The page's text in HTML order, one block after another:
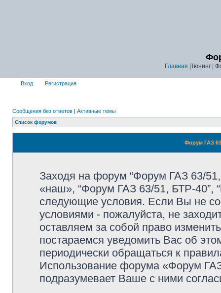
Главная |Тюнинг |
Вход Регистрация
Сообщения без ответов | Активные темы
Список форумов
Форум ГАЗ
Заходя на форум “Форум ГАЗ 63/
«наш», “Форум ГАЗ 63/51, БТР-40”,
следующие условия. Если Вы не
условиями - пожалуйста, не
оставляем за собой право
постараемся уведомить Вас об
периодически обращаться к
Использование форума «Форум
подразумевает Ваше с ними